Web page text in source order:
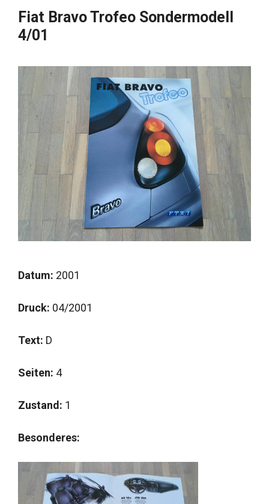
Fiat Bravo Trofeo Sondermodell
4/01
Datum: 2001
Druck: 04/2001
Text: D
Seiten: 4
Zustand: 1
Besonderes: